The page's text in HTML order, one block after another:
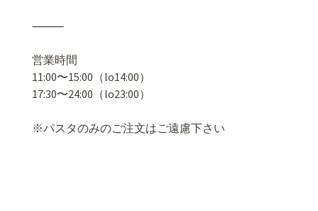
⸻
営業時間
11:00〜15:00（lo14:00）
17:30〜24:00（lo23:00）
※パスタのみのご注文はご遠慮下さい